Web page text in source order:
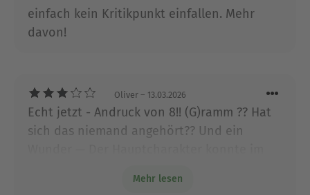
Welt - und die seiner Phantasie. Seine Thriller
und Science-Fiction-Romane führen regelmäßig
Ausblenden
einfach kein Kritikpunkt einfallen. Mehr
davon!
Oliver – 13.03.2026
Echt jetzt - Andruck von 8!! (G)ramm ?? Hat
sich das niemand angehört?? Und ein
von Ihm riechen …. Na dann
Mehr lesen